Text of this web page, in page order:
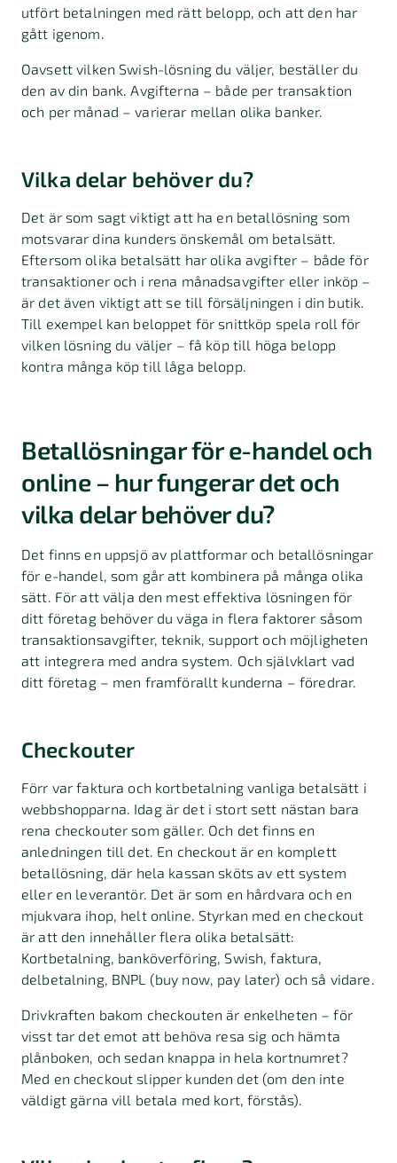
utfört betalningen med rätt belopp, och att den har
gått igenom.
Oavsett vilken Swish-lösning du väljer, beställer du
den av din bank. Avgifterna – både per transaktion
och per månad – varierar mellan olika banker.
Vilka delar behöver du?
Det är som sagt viktigt att ha en betallösning som
motsvarar dina kunders önskemål om betalsätt.
Eftersom olika betalsätt har olika avgifter – både för
transaktioner och i rena månadsavgifter eller inköp –
är det även viktigt att se till försäljningen i din butik.
Till exempel kan beloppet för snittköp spela roll för
vilken lösning du väljer – få köp till höga belopp
kontra många köp till låga belopp.
Betallösningar för e-handel och
online – hur fungerar det och
vilka delar behöver du?
Det finns en uppsjö av plattformar och betallösningar
för e-handel, som går att kombinera på många olika
sätt. För att välja den mest effektiva lösningen för
ditt företag behöver du väga in flera faktorer såsom
transaktionsavgifter, teknik, support och möjligheten
att integrera med andra system. Och självklart vad
ditt företag – men framförallt kunderna – föredrar.
Checkouter
Förr var faktura och kortbetalning vanliga betalsätt i
webbshopparna. Idag är det i stort sett nästan bara
rena checkouter som gäller. Och det finns en
anledningen till det. En checkout är en komplett
betallösning, där hela kassan sköts av ett system
eller en leverantör. Det är som en hårdvara och en
mjukvara ihop, helt online. Styrkan med en checkout
är att den innehåller flera olika betalsätt:
Kortbetalning, banköverföring, Swish, faktura,
delbetalning, BNPL (buy now, pay later) och så vidare.
Drivkraften bakom checkouten är enkelheten – för
visst tar det emot att behöva resa sig och hämta
plånboken, och sedan knappa in hela kortnumret?
Med en checkout slipper kunden det (om den inte
väldigt gärna vill betala med kort, förstås).